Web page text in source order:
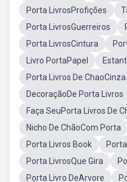
Porta LivrosProfições
Porta LivrosGuerreiros
Porta LivrosCintura
Livro PortaPapel
Porta Livros De ChaoCinza
DecoraçãoDe Porta Livros
Faça SeuPorta Livros De
Nicho De ChãoCom Porta
Porta Livros Book
Porta LivrosQue Gira
Porta Livro DeArvore